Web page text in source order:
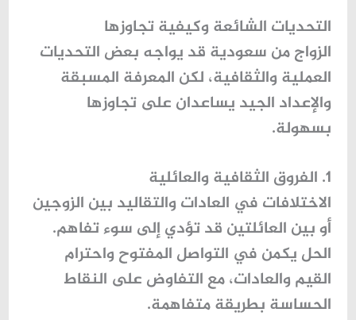
التحديات الشائعة وكيفية تجاوزها
الزواج من سعودية قد يواجه بعض التحديات
العملية والثقافية، لكن المعرفة المسبقة
والإعداد الجيد يساعدان على تجاوزها
بسهولة.
1. الفروق الثقافية والعائلية
الاختلافات في العادات والتقاليد بين الزوجين
أو بين العائلتين قد تؤدي إلى سوء تفاهم.
الحل يكمن في التواصل المفتوح واحترام
القيم والعادات، مع التفاوض على النقاط
الحساسة بطريقة متفاهمة.